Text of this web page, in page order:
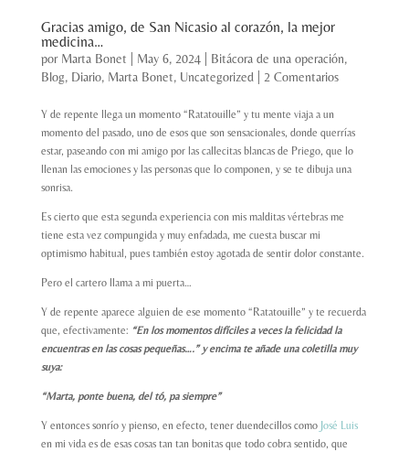
Gracias amigo, de San Nicasio al corazón, la mejor
medicina…
por Marta Bonet May 6, 2024| Bitácora de una operación,
Blog, Diario, Marta Bonet, Uncategorized 2 Comentarios
Y de repente llega un momento “Ratatouille” y tu mente viaja a un
momento del pasado, uno de esos que son sensacionales, donde querrías
estar, paseando con mi amigo por las callecitas blancas de Priego, que lo
llenan las emociones y las personas que lo componen, y se te dibuja una
sonrisa.
Es cierto que esta segunda experiencia con mis malditas vértebras me
tiene esta vez compungida y muy enfadada, me cuesta buscar mi
optimismo habitual, pues también estoy agotada de sentir dolor constante.
Pero el cartero llama a mi puerta…
Y de repente aparece alguien de ese momento “Ratatouille” y te recuerda
que, efectivamente: “En los momentos difíciles a veces la felicidad la
encuentras en las cosas pequeñas….” y encima te añade una coletilla muy
suya:
“Marta, ponte buena, del tó, pa siempre”
Y entonces sonrío y pienso, en efecto, tener duendecillos como José Luis
en mi vida es de esas cosas tan tan bonitas que todo cobra sentido, que